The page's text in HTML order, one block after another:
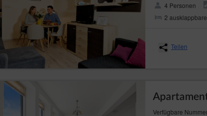
4 Personen
2
Teilen
Verfügbare